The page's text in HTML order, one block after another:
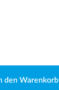
den Warenkorb